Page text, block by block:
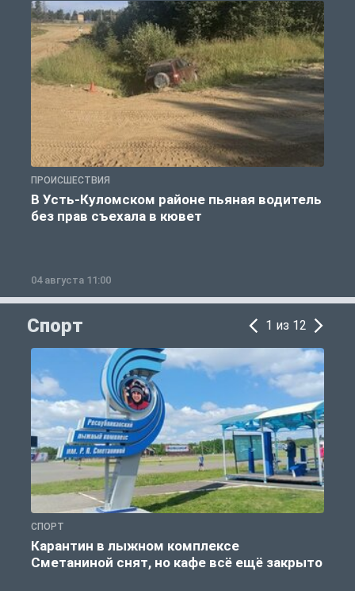
ПРОИСШЕСТВИЯ
В Усть-Куломском районе пьяная водитель
без прав съехала в кювет
04 августа 11:00
Спорт 1 из 12
СПОРТ
Карантин в лыжном комплексе
Сметаниной снят, но кафе всё ещё закрыто